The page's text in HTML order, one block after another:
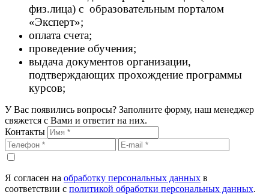
физ.лица) с образовательным порталом
«Эксперт»;
оплата счета;
проведение обучения;
выдача документов организации,
подтверждающих прохождение программы
курсов;
У Вас появились вопросы? Заполните форму, наш менеджер
свяжется с Вами и ответит на них.
Контакты
Я согласен на обработку персональных данных в
соответствии с политикой обработки персональных данных.